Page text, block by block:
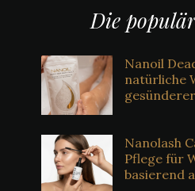
Die
Nanoil
natürliche
Nanolash
Pflege für
basierend